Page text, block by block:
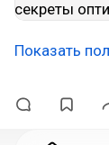
Показать